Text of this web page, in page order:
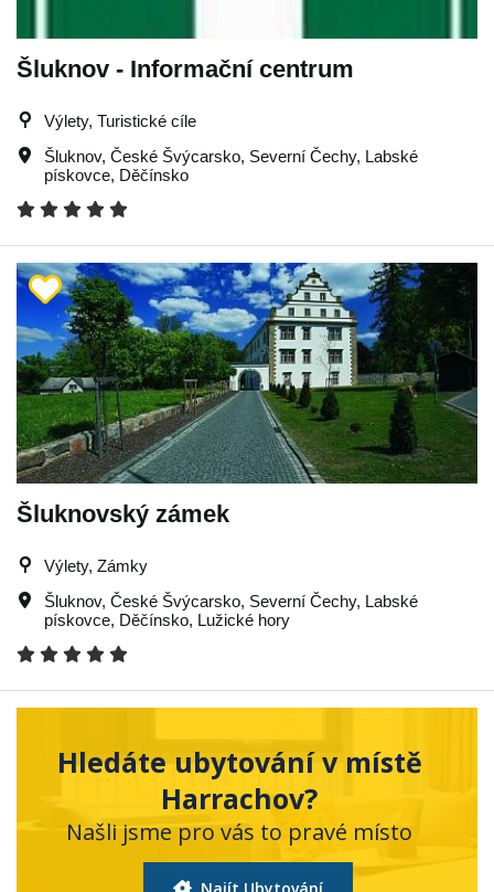
Šluknov - Informační centrum
Výlety, Turistické cíle
Šluknov, České Švýcarsko, Severní Čechy, Labské
pískovce, Děčínsko
Šluknovský zámek
Výlety, Zámky
Šluknov, České Švýcarsko, Severní Čechy, Labské
pískovce, Děčínsko, Lužické hory
Hledáte ubytování v místě
Harrachov?
Našli jsme pro vás to pravé místo